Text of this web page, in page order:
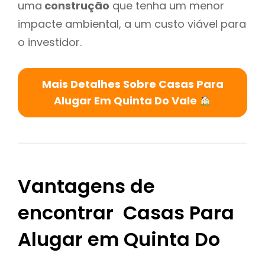
uma construção que tenha um menor
impacte ambiental, a um custo viável para
o investidor.
Mais Detalhes Sobre Casas Para
Alugar Em Quinta Do Vale
Vantagens de
encontrar Casas Para
Alugar em Quinta Do